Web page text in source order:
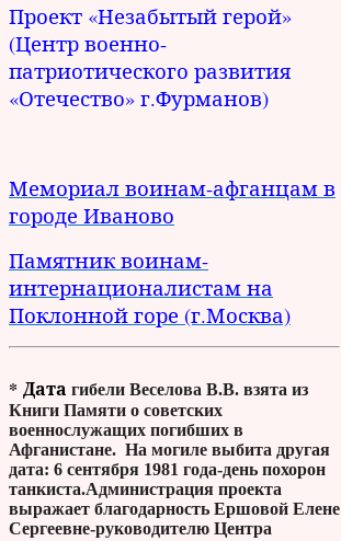
Проект «Незабытый герой»
(Центр военно-
патриотического развития
«Отечество» г.Фурманов)
Мемориал воинам-афганцам в
городе Иваново
Памятник воинам-
интернационалистам на
Поклонной горе (г.Москва)
* Дата гибели Веселова В.В. взята из
Книги Памяти о советских
военнослужащих погибших в
Афганистане. На могиле выбита другая
дата: 6 сентября 1981 года-день похорон
танкиста.Администрация проекта
выражает благодарность Ершовой Елене
Сергеевне-руководителю Центра